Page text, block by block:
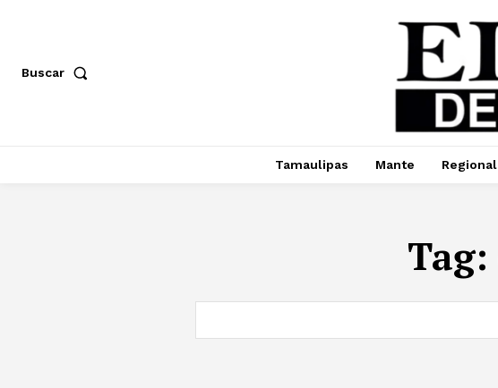
Buscar
Tamaulipas Mante Regional
Tag: